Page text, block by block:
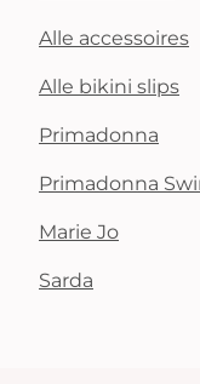
Alle accessoires
Alle bikini slips
Primadonna
Primadonna
Marie Jo
Sarda